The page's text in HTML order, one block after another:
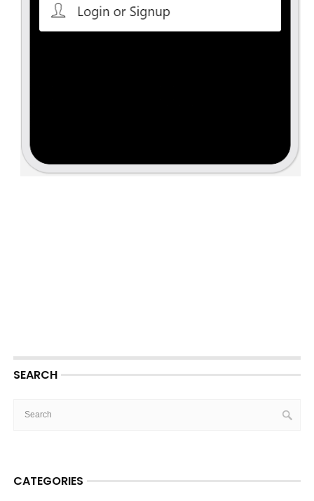
SEARCH
CATEGORIES